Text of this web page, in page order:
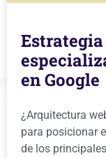
en Google
¿Arquitectura
para posicionar
de los